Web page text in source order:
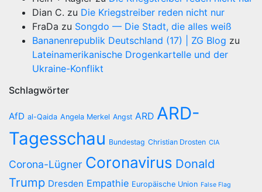
Dian C. zu Die Kriegstreiber reden nicht nur
FraDa zu Songdo — Die Stadt, die alles weiß
Bananenrepublik Deutschland (17) | ZG Blog zu
Lateinamerikanische Drogenkartelle und der
Ukraine-Konflikt
Schlagwörter
AfD al-Qaida Angela Merkel Angst ARD ARD-
Tagesschau Bundestag Christian Drosten CIA
Corona-Lügner Coronavirus Donald
Trump Dresden Empathie Europäische Union False Flag